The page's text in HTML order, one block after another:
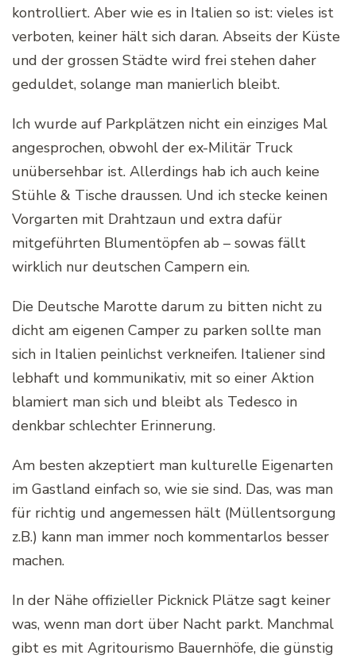
kontrolliert. Aber wie es in Italien so ist: vieles ist
verboten, keiner hält sich daran. Abseits der Küste
und der grossen Städte wird frei stehen daher
geduldet, solange man manierlich bleibt.
Ich wurde auf Parkplätzen nicht ein einziges Mal
angesprochen, obwohl der ex-Militär Truck
unübersehbar ist. Allerdings hab ich auch keine
Stühle & Tische draussen. Und ich stecke keinen
Vorgarten mit Drahtzaun und extra dafür
mitgeführten Blumentöpfen ab – sowas fällt
wirklich nur deutschen Campern ein.
Die Deutsche Marotte darum zu bitten nicht zu
dicht am eigenen Camper zu parken sollte man
sich in Italien peinlichst verkneifen. Italiener sind
lebhaft und kommunikativ, mit so einer Aktion
blamiert man sich und bleibt als Tedesco in
denkbar schlechter Erinnerung.
Am besten akzeptiert man kulturelle Eigenarten
im Gastland einfach so, wie sie sind. Das, was man
für richtig und angemessen hält (Müllentsorgung
z.B.) kann man immer noch kommentarlos besser
machen.
In der Nähe offizieller Picknick Plätze sagt keiner
was, wenn man dort über Nacht parkt. Manchmal
gibt es mit Agritourismo Bauernhöfe, die günstig